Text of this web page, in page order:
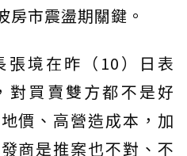
房市震盪期關鍵。
張境在昨（10）日表
對買賣雙方都不是好
價、高營造成本，加
商是推案也不對、不